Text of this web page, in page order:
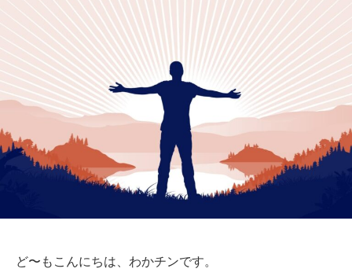
ど〜もこんにちは、わかチンです。